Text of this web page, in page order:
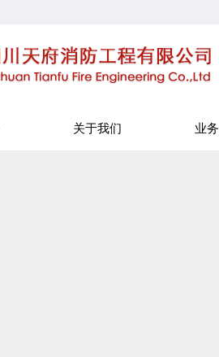
关于我们 业